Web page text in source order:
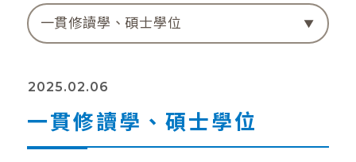
一貫修讀學、碩士學位
2025.02.06
一貫修讀學、碩士學位